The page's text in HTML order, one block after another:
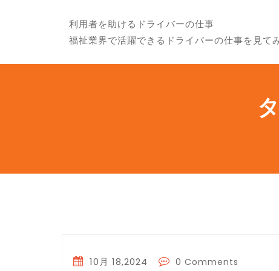
利用者を助けるドライバーの仕事
福祉業界で活躍できるドライバーの仕事を見て
10月 18,2024 0 Comments